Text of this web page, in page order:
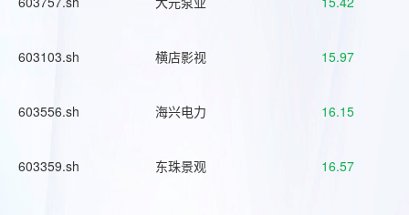
603103.sh 横店影视 15.97
603556.sh 海兴电力 16.15
603359.sh 东珠景观 16.57